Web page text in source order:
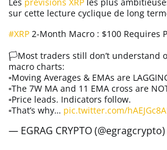
sur cette lecture cyclique de long
#XRP 2-Month Macro : $100 Requires
🏳️Most traders still don’t understand
macro charts:
▫️Moving Averages & EMAs are
▫️The 7W MA and 11 EMA cross are
▫️Price leads. Indicators follow.
▫️That’s why… pic.twitter.com/
— EGRAG CRYPTO (@egragcrypto)